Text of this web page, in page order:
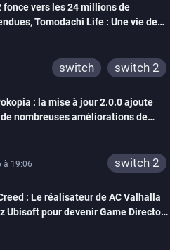
wiiu
3ds
ps3
xbox 360
switch 2
fonce vers les 24 millions de
Tomodachi Life : Une vie de
switch switch 2
: la mise à jour 2.0.0 ajoute
nombreuses améliorations de
à 19:06 switch 2
: Le réalisateur de AC Valhalla
Ubisoft pour devenir Game Director